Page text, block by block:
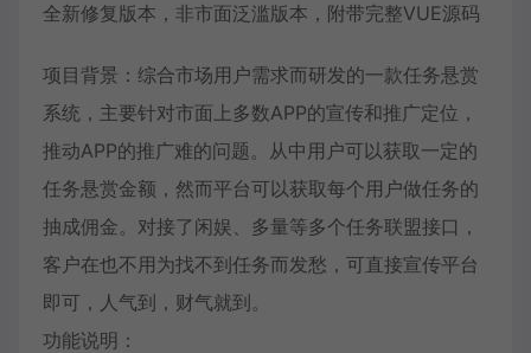
全新修复版本，非市面泛滥版本，附带完整VUE源码
项目背景：综合市场用户需求而研发的一款任务悬赏
系统，主要针对市面上多数APP的宣传和推广定位，
推动APP的推广难的问题。从中用户可以获取一定的
任务悬赏金额，然而平台可以获取每个用户做任务的
抽成佣金。对接了闲娱、多量等多个任务联盟接口，
客户在也不用为找不到任务而发愁，可直接宣传平台
即可，人气到，财气就到。
功能说明：